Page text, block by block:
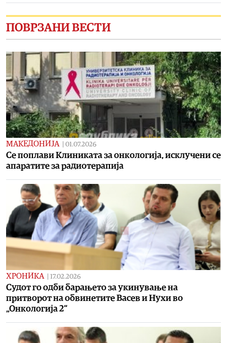
ПОВРЗАНИ ВЕСТИ
МАКЕДОНИЈА 01.07.2026
Се поплави Клиниката за онкологија, исклучени се
апаратите за радиотерапија
ХРОНИКА 17.02.2026
Судот го одби барањето за укинување на
притворот на обвинетите Васев и Нухи во
„Онкологија 2“